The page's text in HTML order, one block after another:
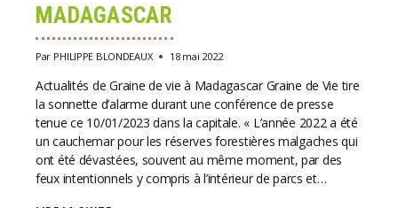
MADAGASCAR
Par PHILIPPE BLONDEAUX 18 mai 2022
Actualités de Graine de vie à Madagascar Graine de Vie tire
la sonnette d’alarme durant une conférence de presse
tenue ce 10/01/2023 dans la capitale. « L’année 2022 a été
un cauchemar pour les réserves forestières malgaches qui
ont été dévastées, souvent au même moment, par des
feux intentionnels y compris à l’intérieur de parcs et…